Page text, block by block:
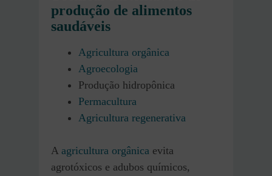
produção de alimentos
saudáveis
Agricultura orgânica
Agroecologia
Produção hidropônica
Permacultura
Agricultura regenerativa
A agricultura orgânica evita
agrotóxicos e adubos químicos,